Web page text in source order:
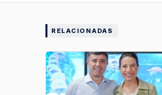
RELACIONADAS